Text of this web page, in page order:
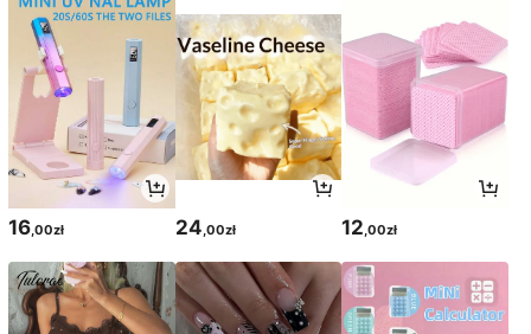
16 ,00zł 24 ,00zł 12 ,00zł